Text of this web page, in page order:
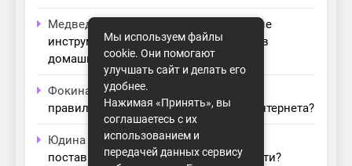
Медведева Амалия
Основные
инструменты для создания серверов в
домашних условиях
Фокина Невак записи
правильный модем для домашнего интернета?
Юдина Ивонак записиПроблемы с
поставщиками интернета: как их обойти?
Мы используем файлы
cookie. Они помогают
улучшать сайт и делать его
удобнее.
Нажимая «Принять», вы
соглашаетесь с их
использованием и
передачей данных сервису